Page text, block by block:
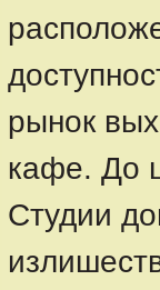
рынок
кафе. До
Студии